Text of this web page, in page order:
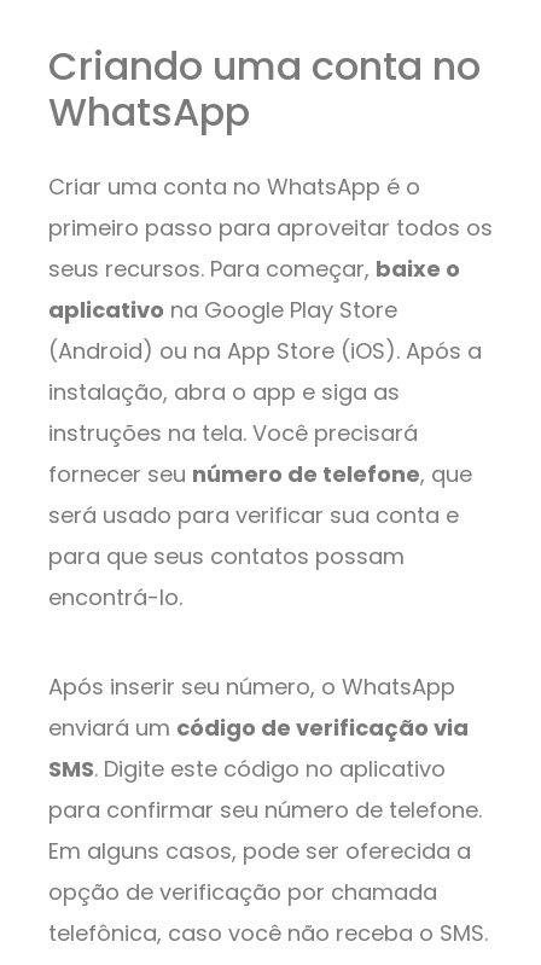
Criando uma conta no
WhatsApp
Criar uma conta no WhatsApp é o
primeiro passo para aproveitar todos os
seus recursos. Para começar, baixe o
aplicativo na Google Play Store
(Android) ou na App Store (iOS). Após a
instalação, abra o app e siga as
instruções na tela. Você precisará
fornecer seu número de telefone, que
será usado para verificar sua conta e
para que seus contatos possam
encontrá-lo.
Após inserir seu número, o WhatsApp
enviará um código de verificação via
SMS. Digite este código no aplicativo
para confirmar seu número de telefone.
Em alguns casos, pode ser oferecida a
opção de verificação por chamada
telefônica, caso você não receba o SMS.